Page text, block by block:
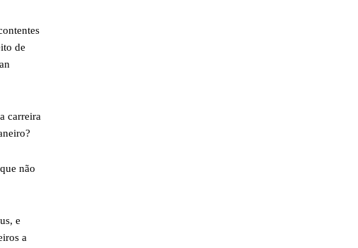
de
carreira
não
e
a